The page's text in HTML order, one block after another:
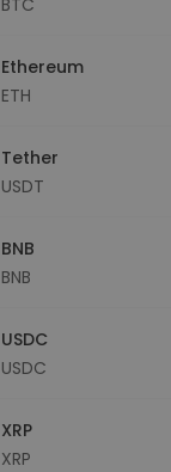
Ethereum
ETH
Tether
USDT
BNB
BNB
USDC
USDC
XRP
XRP